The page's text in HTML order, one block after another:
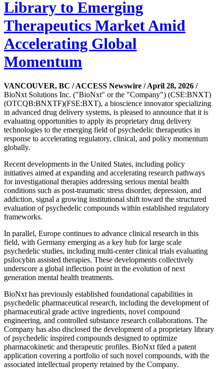
Library to Emerging
Therapeutics Market Amid
Accelerating Global
Momentum
VANCOUVER, BC / ACCESS Newswire / April 28, 2026 /
BioNxt Solutions Inc. ("BioNxt" or the "Company") (CSE:BNXT)
(OTCQB:BNXTF)(FSE:BXT), a bioscience innovator specializing
in advanced drug delivery systems, is pleased to announce that it is
evaluating opportunities to apply its proprietary drug delivery
technologies to the emerging field of psychedelic therapeutics in
response to accelerating regulatory, clinical, and policy momentum
globally.
Recent developments in the United States, including policy
initiatives aimed at expanding and accelerating research pathways
for investigational therapies addressing serious mental health
conditions such as post-traumatic stress disorder, depression, and
addiction, signal a growing institutional shift toward the structured
evaluation of psychedelic compounds within established regulatory
frameworks.
In parallel, Europe continues to advance clinical research in this
field, with Germany emerging as a key hub for large scale
psychedelic studies, including multi-center clinical trials evaluating
psilocybin assisted therapies. These developments collectively
underscore a global inflection point in the evolution of next
generation mental health treatments.
BioNxt has previously established foundational capabilities in
psychedelic pharmaceutical research, including the development of
pharmaceutical grade active ingredients, novel compound
engineering, and controlled substance research collaborations. The
Company has also disclosed the development of a proprietary library
of psychedelic inspired compounds designed to optimize
pharmacokinetic and therapeutic profiles. BioNxt filed a patent
application covering a portfolio of such novel compounds, with the
associated intellectual property retained by the Company.